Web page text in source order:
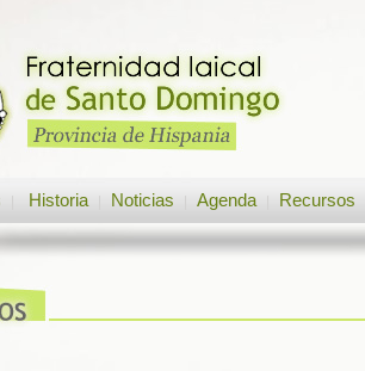
Historia Noticias Agenda Recursos